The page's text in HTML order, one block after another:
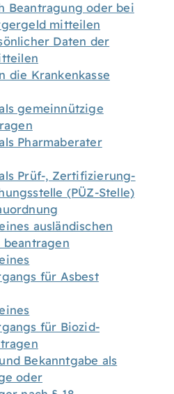
Beantragung oder bei
mitteilen
Daten der
die Krankenkasse
gemeinnützige
Pharmaberater
Prüf-, Zertifizierung-
(PÜZ-Stelle)
ausländischen
beantragen
für Asbest
für Biozid-
Bekanntgabe als
oder